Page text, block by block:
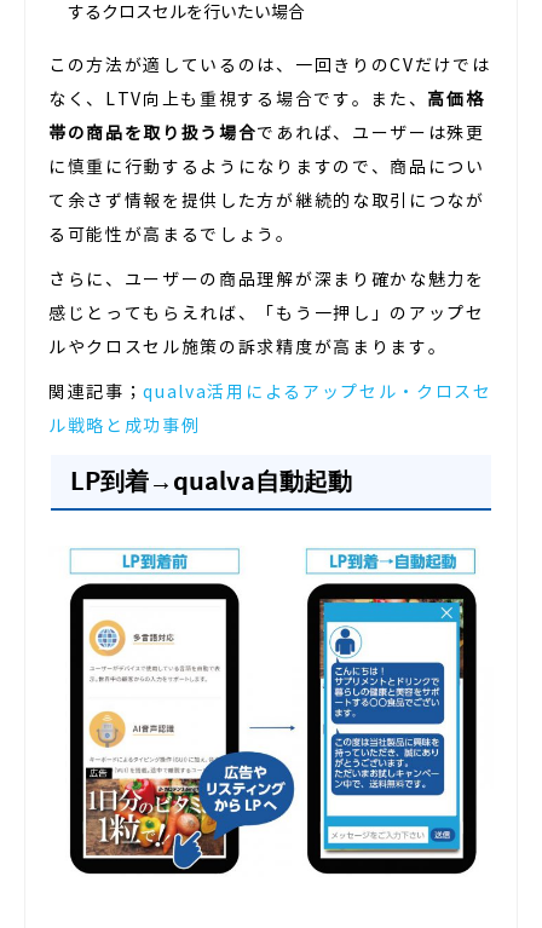
するクロスセルを行いたい場合
この方法が適しているのは、一回きりのCVだけでは
なく、LTV向上も重視する場合です。また、 高価格
帯の商品を取り扱う場合であれば、ユーザーは殊更
に慎重に行動するようになりますので、商品につい
て余さず情報を提供した方が継続的な取引につなが
る可能性が高まるでしょう。
さらに、ユーザーの商品理解が深まり確かな魅力を
感じとってもらえれば、「もう一押し」のアップセ
ルやクロスセル施策の訴求精度が高まります。
関連記事；qualva活用によるアップセル・クロスセ
ル戦略と成功事例
LP到着→qualva自動起動